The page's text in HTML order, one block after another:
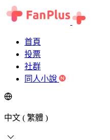
首頁
投票
社群
同人小說
中文 ( 繁體 )